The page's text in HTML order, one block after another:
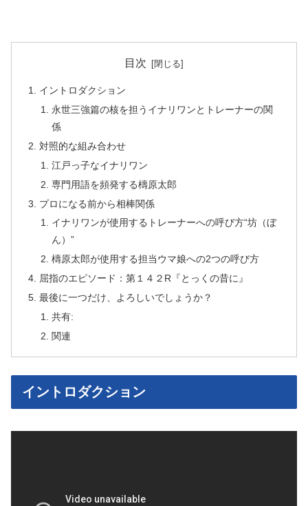
目次
イントロダクション
永世三強篇の核を担うイナリワンとトレーナーの関
係
対照的な組み合わせ
江戸っ子なイナリワン
専門用語を頻発する檮原太郎
プロになる前から相棒関係
イナリワンが使用するトレーナーへの呼び方“坊（ぼ
ん）”
檮原太郎が使用する担当ウマ娘への2つの呼び方
屈指のエピソード：第１４２R『とっくの昔に』
最後に一つだけ、よろしいでしょうか？
共有:
関連
イントロダクション